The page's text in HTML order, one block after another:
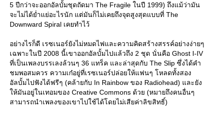
5 ปีกว่าจะออกอัลบั้มชุดถัดมา The Fragile ในปี 1999) ถึงแม้ว่ามัน
จะไม่ได้ย่ำแย่อะไรนัก แต่มันก็ไม่เคยถึงจุดสูงสุดแบบที่ The
Downward Spiral เคยทำไว้
อย่างไรก็ดี เรซเนอร์ยังไม่หมดไฟและความคิดสร้างสรรค์อย่างง่ายๆ
เฉพาะในปี 2008 นี้เขาออกอัลบั้มไปแล้วถึง 2 ชุด นั่นคือ Ghost I-IV
ที่เป็นเพลงบรรเลงล้วนๆ 36 แทร็ค และล่าสุดกับ The Slip ซึ่งได้คำ
ชมพอสมควร ความเก๋อยู่ที่เรซเนอร์ปล่อยให้แฟนๆ โหลดทั้งสอง
อัลบั้มไปฟังได้ฟรีๆ (คล้ายกับ In Rainbow ของ Radiohead) และยัง
ห้มันอยู่ในเทอมของ Creative Commons ด้วย (หมายถึงคนอื่นๆ
สามารถนำเพลงของเขาไปใช้ได้โดยไม่เสียค่าลิขสิทธิ์)